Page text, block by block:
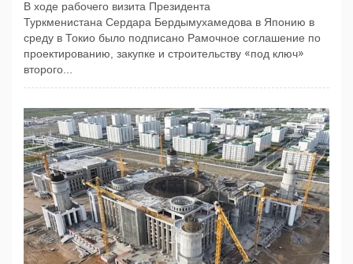
В ходе рабочего визита Президента
Туркменистана Сердара Бердымухамедова в Японию в
среду в Токио было подписано Рамочное соглашение по
проектированию, закупке и строительству «под ключ»
второго...